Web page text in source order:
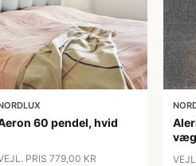
60 pendel, hvid
PRIS 779,00 KR